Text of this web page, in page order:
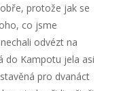
protože jak se
co jsme
odvézt na
do Kampotu jela asi
pro dvanáct